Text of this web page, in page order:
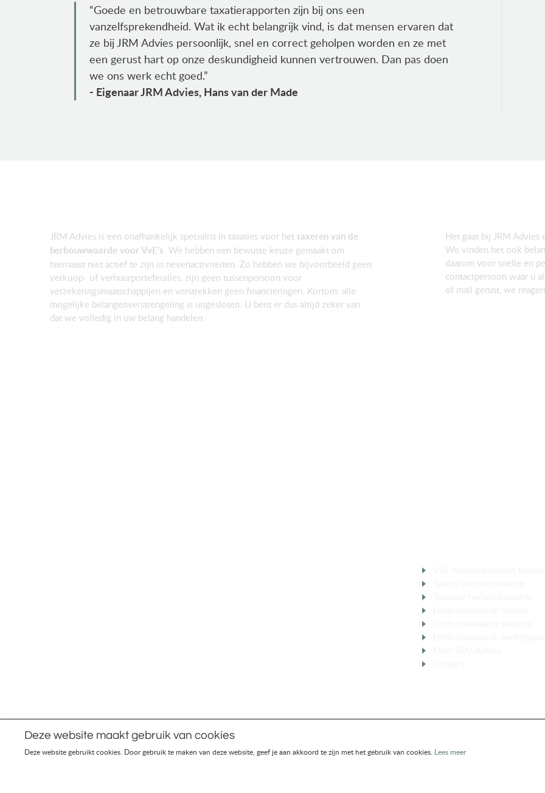
“Goede en betrouwbare taxatierapporten zijn bij ons een
vanzelfsprekendheid. Wat ik echt belangrijk vind, is dat mensen ervaren dat
ze bij JRM Advies persoonlijk, snel en correct geholpen worden en ze met
een gerust hart op onze deskundigheid kunnen vertrouwen. Dan pas doen
we ons werk echt goed.”
- Eigenaar JRM Advies, Hans van der Made
JRM Advies is een onafhankelijk specialist in taxaties voor het taxeren van de
herbouwwaarde voor VvE's. We hebben een bewuste keuze gemaakt om
hiernaast niet actief te zijn in nevenactiviteiten. Zo hebben we bijvoorbeeld geen
verkoop- of verhuurportefeuilles, zijn geen tussenpersoon voor
verzekeringsmaatschappijen en verstrekken geen financieringen. Kortom: alle
mogelijke belangenverstrengeling is uitgesloten. U bent er dus altijd zeker van
dat we volledig in uw belang handelen.
Het gaat bij JRM Advies
We vinden het ook
daarom voor snelle en
contactpersoon waar u
of mail gerust, we
© 2026 - JRM Advies -Uw VvE taxateur
Deze website maakt gebruik van cookies
Deze website gebruikt cookies. Door gebruik te maken van deze website, geef je aan akkoord te zijn met het gebruik van cookies. Lees meer